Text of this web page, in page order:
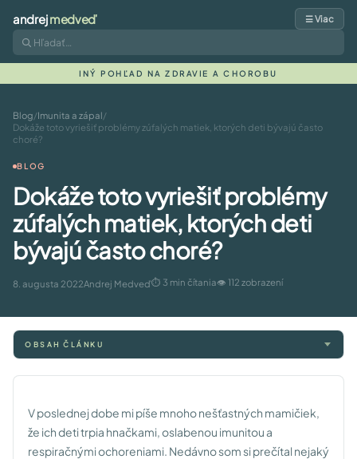
andrejmedveď ☰ Viac
INÝ POHĽAD NA ZDRAVIE A CHOROBU
Blog/Imunita a zápal/
Dokáže toto vyriešiť problémy zúfalých matiek, ktorých deti bývajú často
choré?
BLOG
Dokáže toto vyriešiť problémy
zúfalých matiek, ktorých deti
bývajú často choré?
8. augusta 2022Andrej Medveď⏱ 3 min čítania👁 112 zobrazení
OBSAH ČLÁNKU
V poslednej dobe mi píše mnoho nešťastných mamičiek,
že ich deti trpia hnačkami, oslabenou imunitou a
respiračnými ochoreniami. Nedávno som si prečítal nejaký